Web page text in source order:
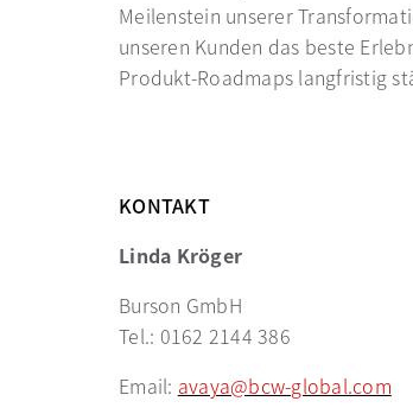
Meilenstein unserer
unseren Kunden das beste
Produkt-Roadmaps langfristig
KONTAKT
Linda Kröger
Burson GmbH
Tel.: 0162 2144 386
Email: avaya@bcw-global.com